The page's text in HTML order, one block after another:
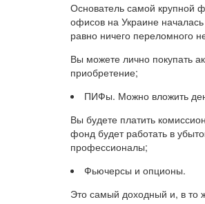
Основатель самой крупной
офисов на Украине
равно ничего переломного
Вы можете лично покупать
приобретение;
ПИФы. Можно вложить
Вы будете платить
фонд будет работать в
профессионалы;
Фьючерсы и опционы.
Это самый доходный и, в то